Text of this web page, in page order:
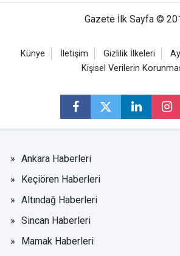
Gazete İlk Sayfa ©
Künye İletişim Gizlilik İlkeleri
Kişisel Verilerin
Ankara Haberleri
Keçiören Haberleri
Altındağ Haberleri
Sincan Haberleri
Mamak Haberleri